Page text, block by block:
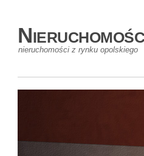
nieruchomości z rynku opolskiego